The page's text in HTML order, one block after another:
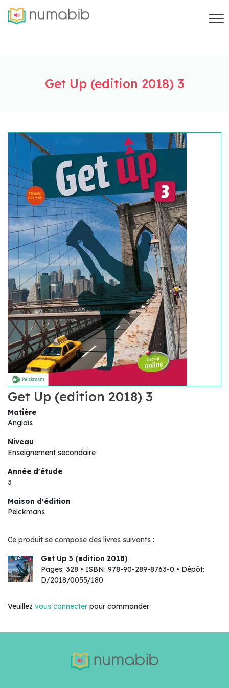
Get Up (edition 2018) 3
Get Up (edition 2018) 3
Matière
Anglais
Niveau
Enseignement secondaire
Année d'étude
3
Maison d'édition
Pelckmans
Ce produit se compose des livres suivants :
Get Up 3 (edition 2018)
Pages: 328 • ISBN: 978-90-289-8763-0 • Dépôt:
D/2018/0055/180
Veuillez vous connecter pour commander.